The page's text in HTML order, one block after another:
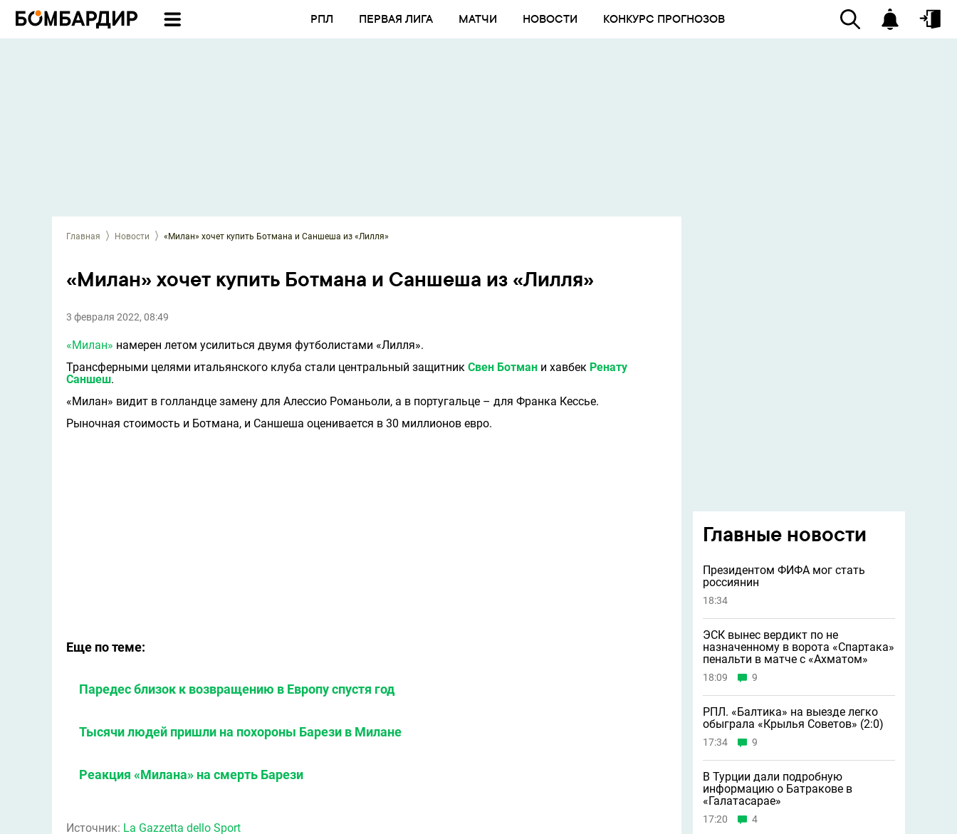
РПЛ ПЕРВАЯ ЛИГА МАТЧИ НОВОСТИ КОНКУРС ПРОГНОЗОВ
Главная Новости «Милан» хочет купить Ботмана и Саншеша из «Лилля»
«Милан» хочет купить Ботмана и Саншеша из «Лилля»
3 февраля 2022, 08:49
«Милан» намерен летом усилиться двумя футболистами «Лилля».
Трансферными целями итальянского клуба стали центральный защитник Свен Ботман и хавбек Ренату
Саншеш.
«Милан» видит в голландце замену для Алессио Романьоли, а в португальце – для Франка Кессье.
Рыночная стоимость и Ботмана, и Саншеша оценивается в 30 миллионов евро.
Еще по теме:
Паредес близок к возвращению в Европу спустя год
Тысячи людей пришли на похороны Барези в Милане
Реакция «Милана» на смерть Барези
Источник: La Gazzetta dello Sport
Главные новости
Президентом ФИФА мог стать
россиянин
18:34
ЭСК вынес вердикт по не
назначенному в ворота «Спартака»
пенальти в матче с «Ахматом»
18:09 9
РПЛ. «Балтика» на выезде легко
обыграла «Крылья Советов» (2:0)
17:34 9
В Турции дали подробную
информацию о Батракове в
«Галатасарае»
17:20 4